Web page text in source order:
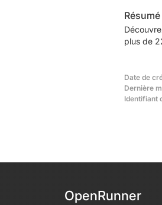
Résumé
plus de
Date de
Dernière
Identifiant
OpenRunner